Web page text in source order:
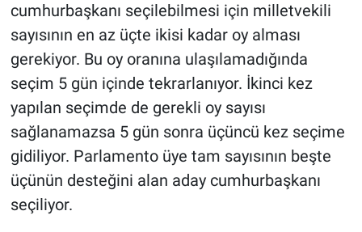
cumhurbaşkanı seçilebilmesi için milletvekili
sayısının en az üçte ikisi kadar oy alması
gerekiyor. Bu oy oranına ulaşılamadığında
seçim 5 gün içinde tekrarlanıyor. İkinci kez
yapılan seçimde de gerekli oy sayısı
sağlanamazsa 5 gün sonra üçüncü kez seçime
gidiliyor. Parlamento üye tam sayısının beşte
üçünün desteğini alan aday cumhurbaşkanı
seçiliyor.